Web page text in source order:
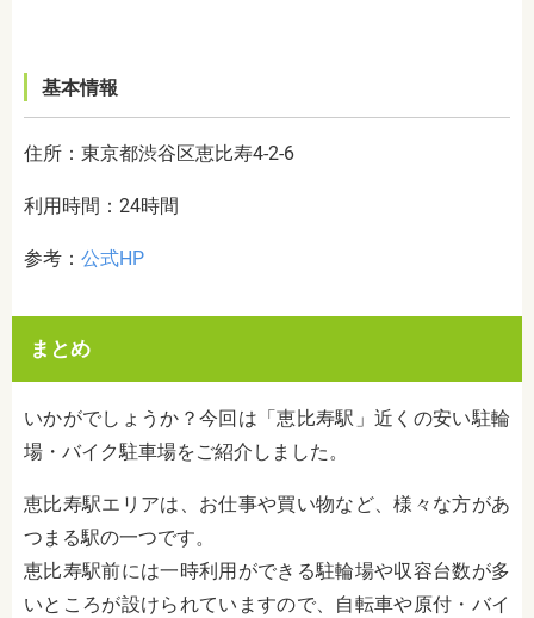
基本情報
住所：東京都渋谷区恵比寿4-2-6
利用時間：24時間
参考： 公式HP
まとめ
いかがでしょうか？今回は「恵比寿駅」近くの安い駐輪
場・バイク駐車場をご紹介しました。
恵比寿駅エリアは、お仕事や買い物など、様々な方があ
つまる駅の一つです。
恵比寿駅前には一時利用ができる駐輪場や収容台数が多
いところが設けられていますので、自転車や原付・バイ